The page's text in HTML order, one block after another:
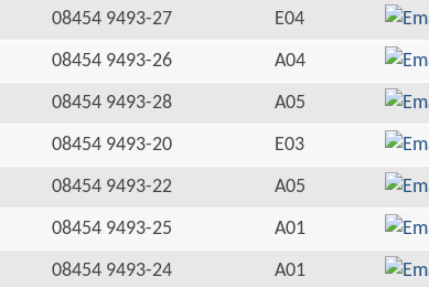
08454 9493-27
E04
08454 9493-26
A04
08454 9493-28
A05
08454 9493-20
E03
08454 9493-22
A05
08454 9493-25
A01
08454 9493-24
A01